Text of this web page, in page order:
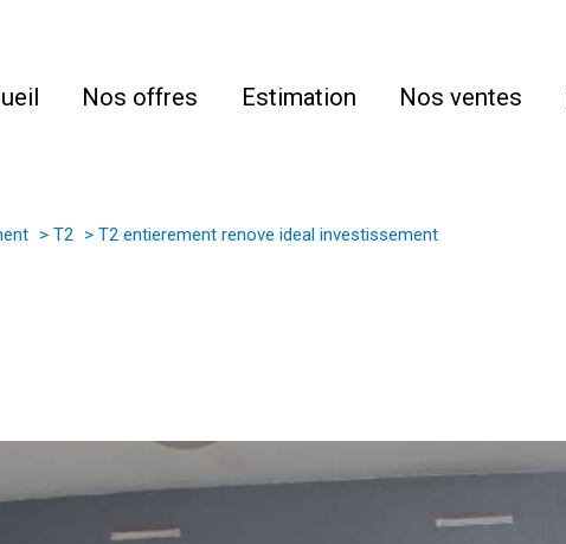
Nos offres Estimation Nos ventes
T2 T2 entierement renove ideal investissement